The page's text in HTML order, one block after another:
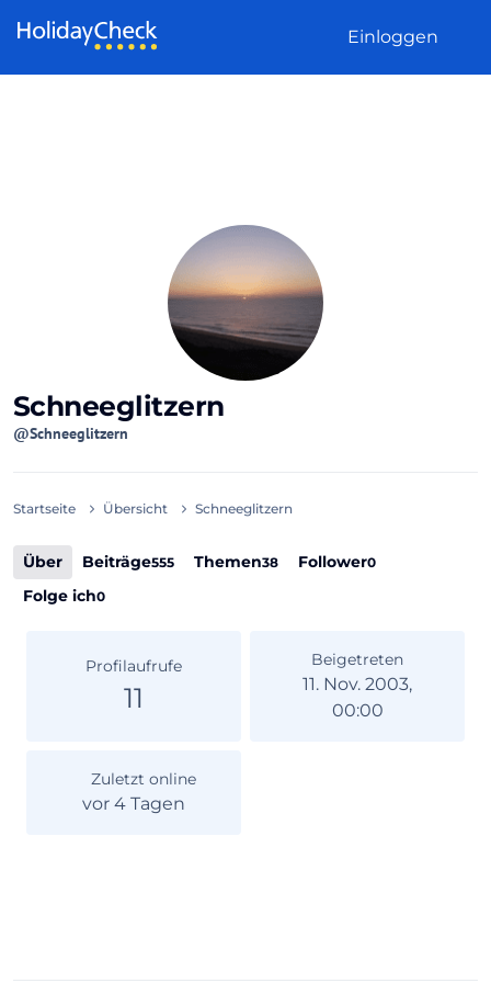
Einloggen
Schneeglitzern
@Schneeglitzern
Startseite Übersicht Schneeglitzern
Über Beiträge555 Themen38 Follower0
Folge ich0
Profilaufrufe
11
Beigetreten
11. Nov. 2003,
00:00
Zuletzt online
vor 4 Tagen